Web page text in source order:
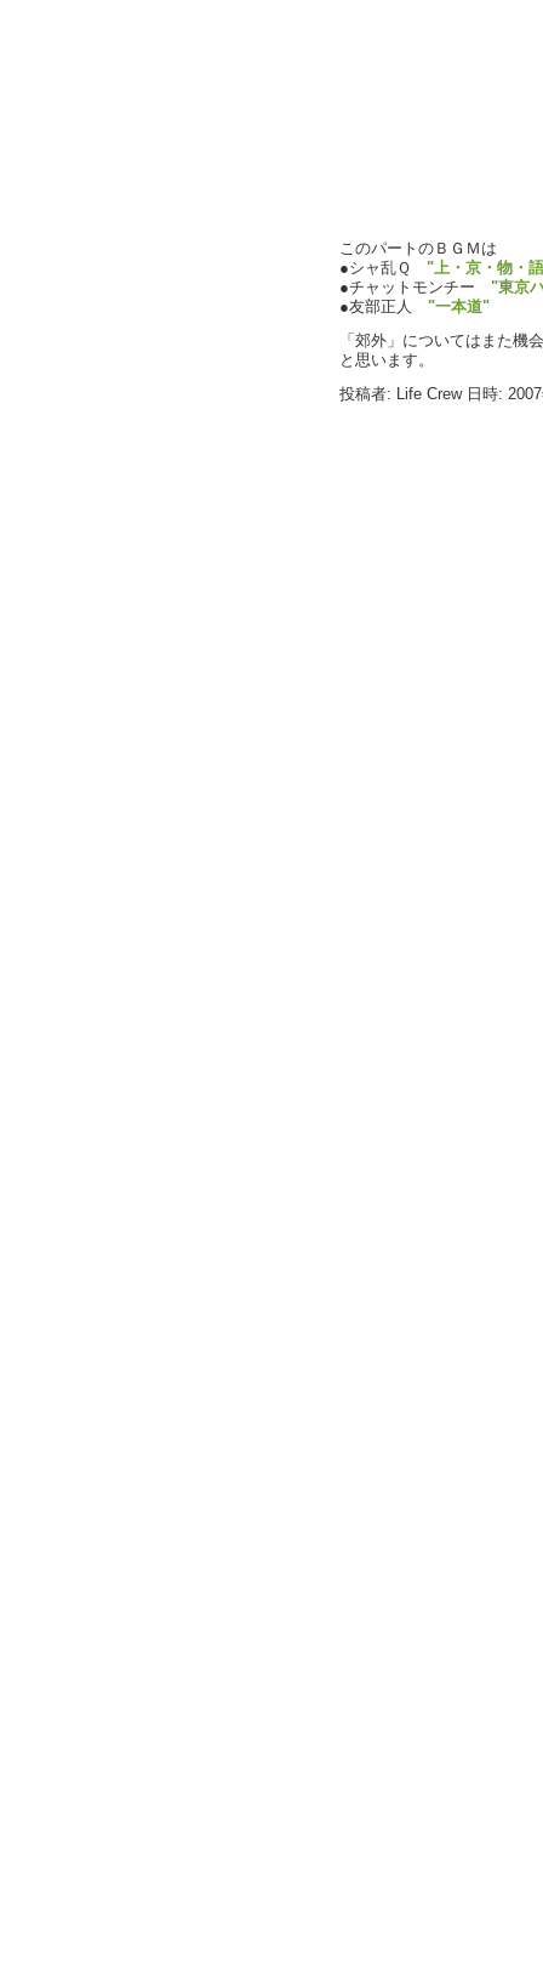
このパートのＢＧＭは
●シャ乱Ｑ "上・京・物・
●チャットモンチー "東京
●友部正人 "一本道"
「郊外」についてはまた機
と思います。 （プ
投稿者: Life Crew 日時: